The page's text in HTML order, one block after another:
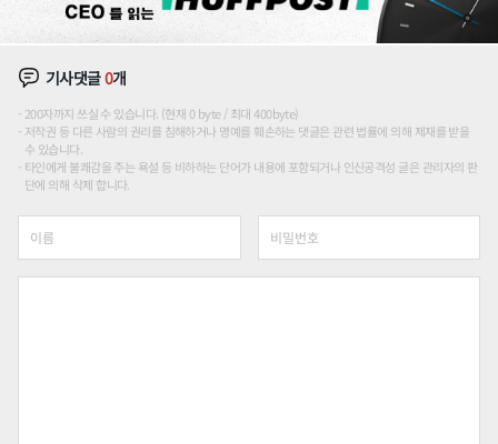
기사댓글0개
200자까지 쓰실 수 있습니다. (현재 0 byte / 최대 400byte)
저작권 등 다른 사람의 권리를 침해하거나 명예를 훼손하는 댓글은 관련 법률에 의해 제재를 받을
수 있습니다.
타인에게 불쾌감을 주는 욕설 등 비하하는 단어가 내용에 포함되거나 인신공격성 글은 관리자의 판
단에 의해 삭제 합니다.